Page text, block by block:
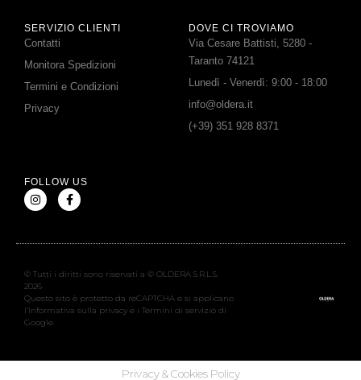
SERVIZIO CLIENTI
Contatti
Monitora Spedizioni
Termini e Condizioni
Privacy
DOVE CI TROVIAMO
Via Cesare Battisti, 5280 -
Taranto 74121
Lunedì - Venerdì: 9:00 - 18:00
info@oldera.it
(+39) 351 928 8371
FOLLOW US
© Tutti i diritti sono riservati a © OLDERA S.R.L.S.
2026
Questo sito è protetto da reCAPTCHA e si applicano
l’Informativa sulla privacy e i Termini di servizio di
Google.
Privacy & Cookies Policy